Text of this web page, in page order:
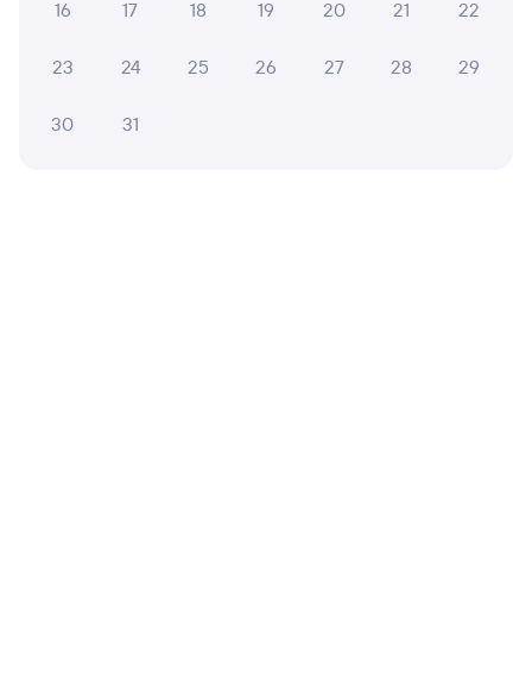
16 17 18 19 20 21 22
23 24 25 26 27 28 29
30 31